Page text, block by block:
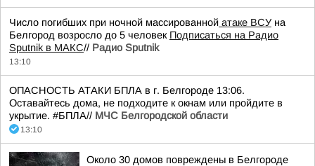
Число погибших при ночной массированной атаке ВСУ на
Белгород возросло до 5 человек Подписаться на Радио
Sputnik в MAКС// Радио Sputnik
13:10
ОПАСНОСТЬ АТАКИ БПЛА в г. Белгороде 13:06.
Оставайтесь дома, не подходите к окнам или пройдите в
укрытие. #БПЛА// МЧС Белгородской области
13:10
Около 30 домов повреждены в Белгороде